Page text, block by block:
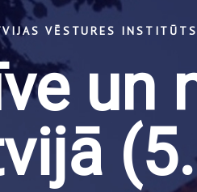
VĒSTURES INSTITŪTS
un